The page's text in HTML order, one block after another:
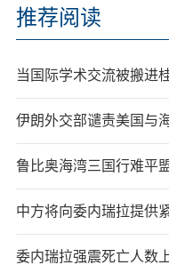
推荐阅读
当国际学术交流被搬进
伊朗外交部谴责美国与
鲁比奥海湾三国行难平
中方将向委内瑞拉提供
委内瑞拉强震死亡人数